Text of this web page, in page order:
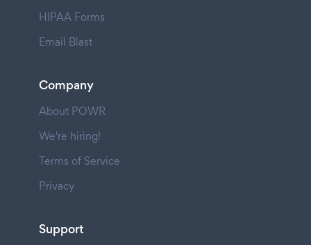
HIPAA Forms
Email Blast
Company
About POWR
We're hiring!
Terms of Service
Privacy
Support